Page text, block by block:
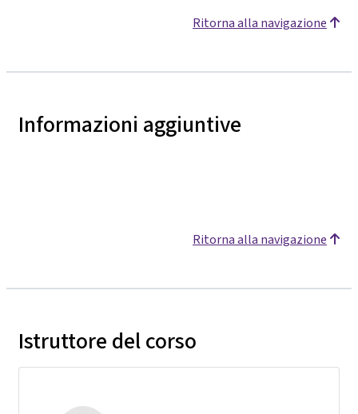
Ritorna alla navigazione
Informazioni aggiuntive
Ritorna alla navigazione
Istruttore del corso